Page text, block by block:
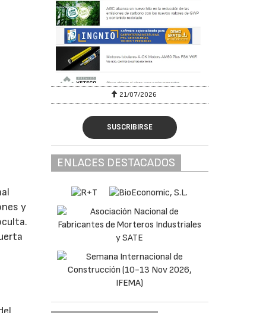
y
21/07/2026
SUSCRIBIRSE
ENLACES DESTACADOS